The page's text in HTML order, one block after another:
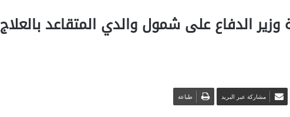
الدفاع على شمول والدي المتقاعد بالعلاج
مشاركة عبر البريد طباعة